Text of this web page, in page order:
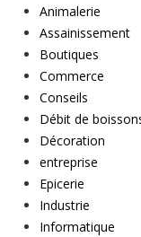
Animalerie
Assainissement
Boutiques
Commerce
Conseils
Débit de
Décoration
entreprise
Epicerie
Industrie
Informatique